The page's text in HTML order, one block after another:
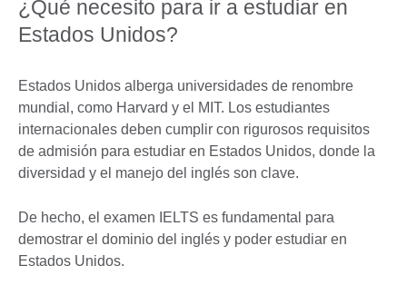
¿Qué necesito para ir a estudiar en
Estados Unidos?
Estados Unidos alberga universidades de renombre
mundial, como Harvard y el MIT. Los estudiantes
internacionales deben cumplir con rigurosos requisitos
de admisión para estudiar en Estados Unidos, donde la
diversidad y el manejo del inglés son clave.
De hecho, el examen IELTS es fundamental para
demostrar el dominio del inglés y poder estudiar en
Estados Unidos.